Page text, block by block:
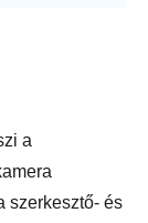
a
szerkesztő- és